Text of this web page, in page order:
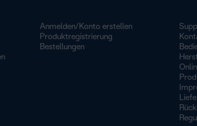
Anmelden/Konto erstellen
Produktregistrierung
Bestellungen